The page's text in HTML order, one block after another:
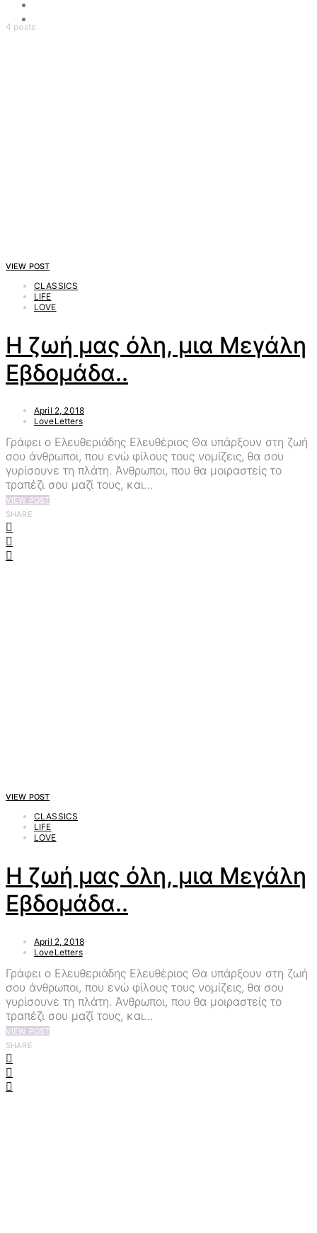
4 posts
VIEW POST
CLASSICS
LIFE
LOVE
H ζωή μας όλη, μια Μεγάλη
Εβδομάδα..
April 2, 2018
LoveLetters
Γράφει ο Ελευθεριάδης Ελευθέριος Θα υπάρξουν στη ζωή
σου άνθρωποι, που ενώ φίλους τους νομίζεις, θα σου
γυρίσουνε τη πλάτη. Άνθρωποι, που θα μοιραστείς το
τραπέζι σου μαζί τους, και…
VIEW POST
SHARE
VIEW POST
CLASSICS
LIFE
LOVE
H ζωή μας όλη, μια Μεγάλη
Εβδομάδα..
April 2, 2018
LoveLetters
Γράφει ο Ελευθεριάδης Ελευθέριος Θα υπάρξουν στη ζωή
σου άνθρωποι, που ενώ φίλους τους νομίζεις, θα σου
γυρίσουνε τη πλάτη. Άνθρωποι, που θα μοιραστείς το
τραπέζι σου μαζί τους, και…
VIEW POST
SHARE